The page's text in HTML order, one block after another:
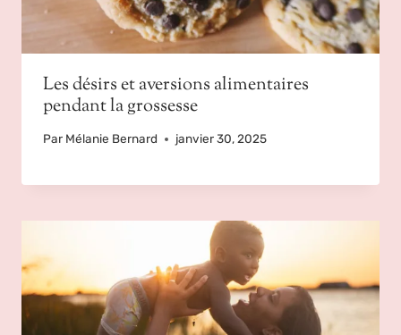
Les désirs et aversions alimentaires
pendant la grossesse
Par Mélanie Bernard janvier 30, 2025